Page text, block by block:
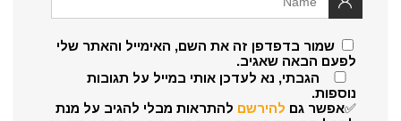
שמור בדפדפן זה את השם, האימייל והאתר שלי
לפעם הבאה שאגיב.
הגבתי, נא לעדכן אותי במייל על תגובות
נוספות.
✅אפשר גם להירשם להתראות מבלי להגיב על מנת